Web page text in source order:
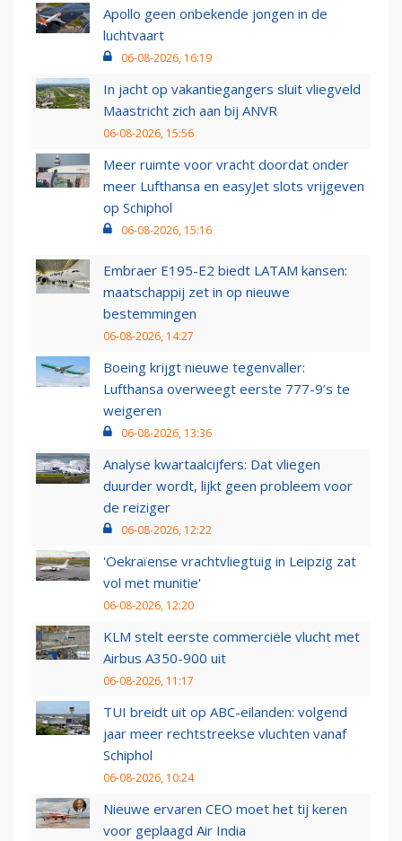
Apollo geen onbekende jongen in de
luchtvaart
06-08-2026, 16:19
In jacht op vakantiegangers sluit vliegveld
Maastricht zich aan bij ANVR
06-08-2026, 15:56
Meer ruimte voor vracht doordat onder
meer Lufthansa en easyJet slots vrijgeven
op Schiphol
06-08-2026, 15:16
Embraer E195-E2 biedt LATAM kansen:
maatschappij zet in op nieuwe
bestemmingen
06-08-2026, 14:27
Boeing krijgt nieuwe tegenvaller:
Lufthansa overweegt eerste 777-9’s te
weigeren
06-08-2026, 13:36
Analyse kwartaalcijfers: Dat vliegen
duurder wordt, lijkt geen probleem voor
de reiziger
06-08-2026, 12:22
'Oekraïense vrachtvliegtuig in Leipzig zat
vol met munitie'
06-08-2026, 12:20
KLM stelt eerste commerciële vlucht met
Airbus A350-900 uit
06-08-2026, 11:17
TUI breidt uit op ABC-eilanden: volgend
jaar meer rechtstreekse vluchten vanaf
Schiphol
06-08-2026, 10:24
Nieuwe ervaren CEO moet het tij keren
voor geplaagd Air India